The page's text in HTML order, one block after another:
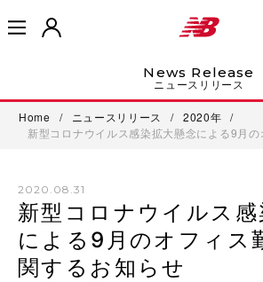
News Release
ニュースリリース
Home / ニュースリリース / 2020年
/
新型コロナウイルス感染拡大懸念による9月
2020.08.31
新型コロナウイルス感
による9月のオフィス
関するお知らせ